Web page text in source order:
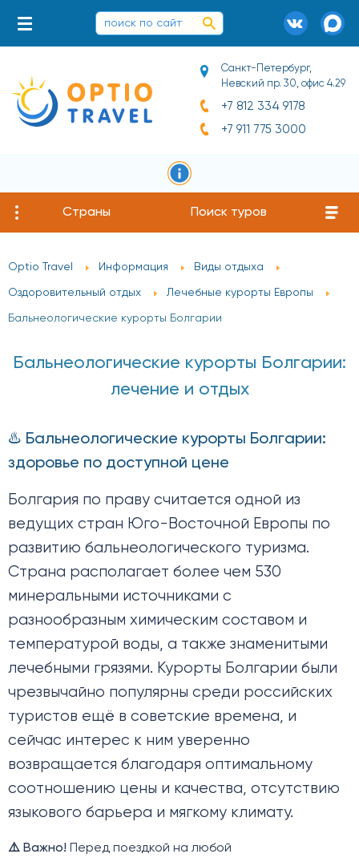
Санкт-Петербург,
Невский пр. 30, офис 4.29
+7 812 334 9178
+7 911 775 3000
Страны Поиск туров
Optio Travel Информация Виды отдыха
Оздоровительный отдых Лечебные курорты Европы
Бальнеологические курорты Болгарии
Бальнеологические курорты Болгарии:
лечение и отдых
♨️ Бальнеологические курорты Болгарии:
здоровье по доступной цене
Болгария по праву считается одной из
ведущих стран Юго-Восточной Европы по
развитию бальнеологического туризма.
Страна располагает более чем 530
минеральными источниками с
разнообразным химическим составом и
температурой воды, а также знаменитыми
лечебными грязями. Курорты Болгарии были
чрезвычайно популярны среди российских
туристов ещё в советские времена, и
сейчас интерес к ним уверенно
возвращается благодаря оптимальному
соотношению цены и качества, отсутствию
языкового барьера и мягкому климату.
⚠️ Важно! Перед поездкой на любой